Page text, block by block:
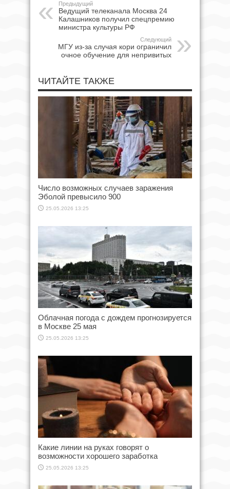
Предыдущий
Ведущий телеканала Москва 24
Калашников получил спецпремию
министра культуры РФ
Следующий
МГУ из-за случая кори ограничил
очное обучение для непривитых
ЧИТАЙТЕ ТАКЖЕ
Число возможных случаев заражения
Эболой превысило 900
25.05.2026 13:25
Облачная погода с дождем прогнозируется
в Москве 25 мая
25.05.2026 13:25
Какие линии на руках говорят о
возможности хорошего заработка
25.05.2026 13:25